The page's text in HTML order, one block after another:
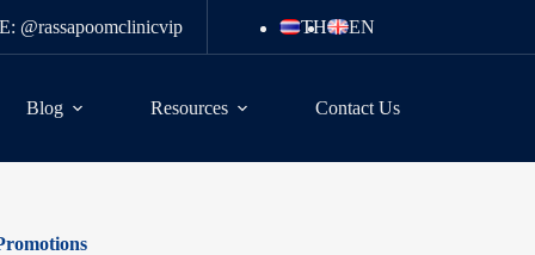
@rassapoomclinicvip TH EN
Blog Resources Contact Us